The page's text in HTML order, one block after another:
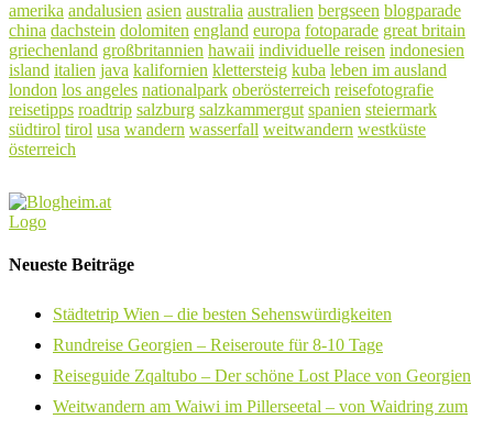
amerika andalusien asien australia australien bergseen blogparade
china dachstein dolomiten england europa fotoparade great britain
griechenland großbritannien hawaii individuelle reisen indonesien
island italien java kalifornien klettersteig kuba leben im ausland
london los angeles nationalpark oberösterreich reisefotografie
reisetipps roadtrip salzburg salzkammergut spanien steiermark
südtirol tirol usa wandern wasserfall weitwandern westküste
österreich
Neueste Beiträge
Städtetrip Wien – die besten Sehenswürdigkeiten
Rundreise Georgien – Reiseroute für 8-10 Tage
Reiseguide Zqaltubo – Der schöne Lost Place von Georgien
Weitwandern am Waiwi im Pillerseetal – von Waidring zum